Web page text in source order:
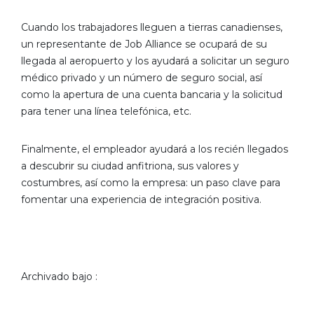
Cuando los trabajadores lleguen a tierras canadienses,
un representante de Job Alliance se ocupará de su
llegada al aeropuerto y los ayudará a solicitar un seguro
médico privado y un número de seguro social, así
como la apertura de una cuenta bancaria y la solicitud
para tener una línea telefónica, etc.
Finalmente, el empleador ayudará a los recién llegados
a descubrir su ciudad anfitriona, sus valores y
costumbres, así como la empresa: un paso clave para
fomentar una experiencia de integración positiva.
Archivado bajo :